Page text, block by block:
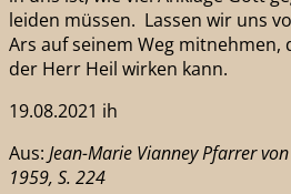
leiden müssen. Lassen wir uns
Ars auf seinem Weg
der Herr Heil wirken kann.
19.08.2021 ih
Aus: Jean-Marie Vianney Pfarrer
1959, S. 224